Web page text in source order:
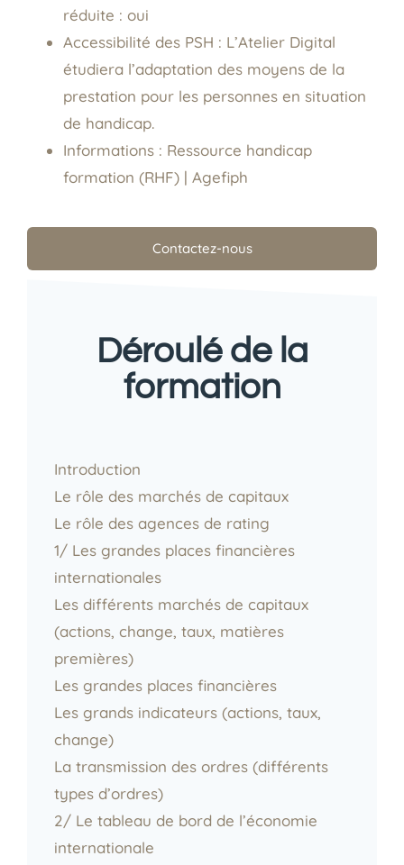
réduite : oui
Accessibilité des PSH : L’Atelier Digital
étudiera l’adaptation des moyens de la
prestation pour les personnes en situation
de handicap.
Informations : Ressource handicap
formation (RHF) | Agefiph
Contactez-nous
Déroulé de la
formation
Introduction
Le rôle des marchés de capitaux
Le rôle des agences de rating
1/ Les grandes places financières
internationales
Les différents marchés de capitaux
(actions, change, taux, matières
premières)
Les grandes places financières
Les grands indicateurs (actions, taux,
change)
La transmission des ordres (différents
types d’ordres)
2/ Le tableau de bord de l’économie
internationale